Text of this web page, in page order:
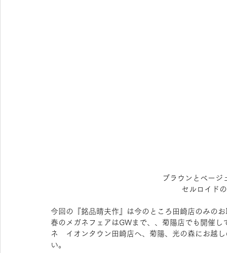
ブラウンとベージ
セルロイド
今回の『銘品晴夫作』は今のところ田崎店のみの
春のメガネフェアはGWまで、、菊陽店でも開催
ネ　イオンタウン田崎店へ、菊陽、光の森にお越
い。